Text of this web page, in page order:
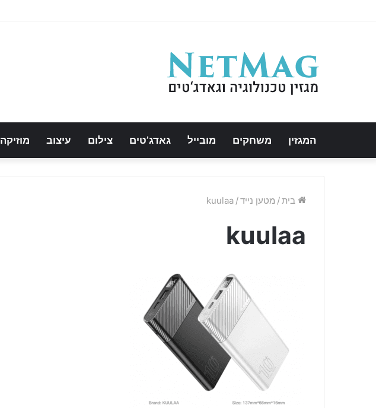
המגזין משחקים מובייל גאדג’טים צילום עיצוב מוזיקה
בית/ מטען נייד/
kuulaa
kuulaa